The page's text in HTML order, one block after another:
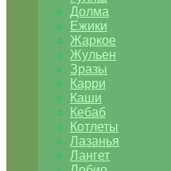
Долма
Ежики
Жаркое
Жульен
Зразы
Карри
Каши
Кебаб
Котлеты
Лазанья
Лангет